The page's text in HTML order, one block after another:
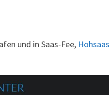
und in Saas-Fee, Hohsaas